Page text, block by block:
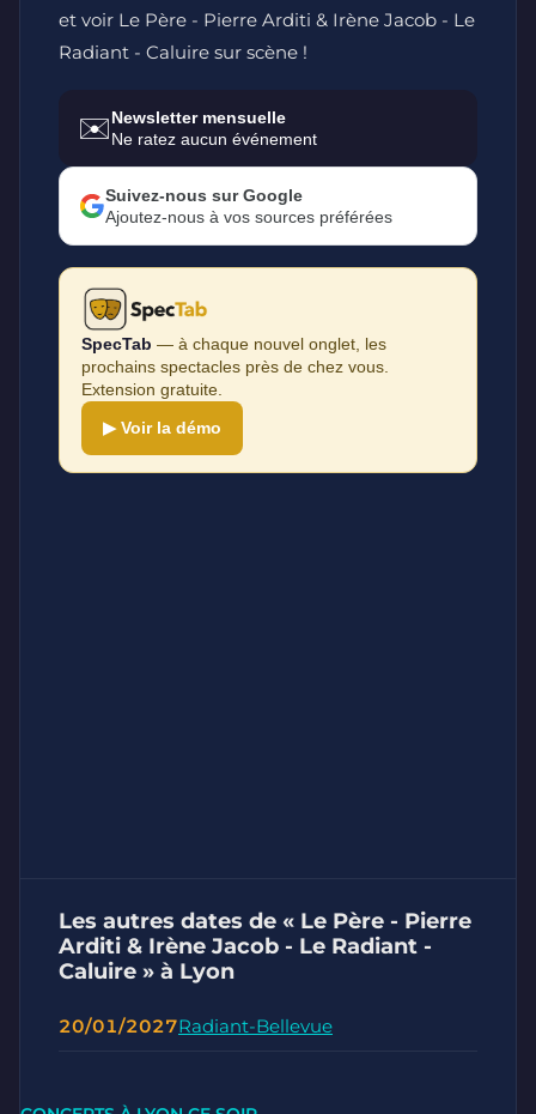
et voir Le Père - Pierre Arditi & Irène Jacob - Le
Radiant - Caluire sur scène !
✉️Newsletter mensuelle
Ne ratez aucun événement
Suivez-nous sur Google
Ajoutez-nous à vos sources préférées
SpecTab — à chaque nouvel onglet, les
prochains spectacles près de chez vous.
Extension gratuite.
▶ Voir la démo
Les autres dates de « Le Père - Pierre
Arditi & Irène Jacob - Le Radiant -
Caluire » à Lyon
20/01/2027Radiant-Bellevue